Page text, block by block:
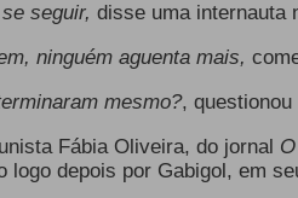
seguir, disse uma internauta
ninguém aguenta mais,
mesmo?, questionou
Fábia Oliveira, do jornal
logo depois por Gabigol, em